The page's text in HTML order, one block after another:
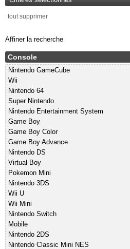
tout supprimer
Affiner la recherche
Console
Nintendo GameCube
Wii
Nintendo 64
Super Nintendo
Nintendo Entertainment System
Game Boy
Game Boy Color
Game Boy Advance
Nintendo DS
Virtual Boy
Pokemon Mini
Nintendo 3DS
Wii U
Wii Mini
Nintendo Switch
Mobile
Nintendo 2DS
Nintendo Classic Mini NES